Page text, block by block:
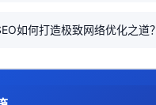
如何打造极致网络优化之道？